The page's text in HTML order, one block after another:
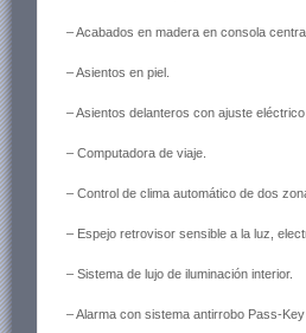
– Acabados en madera en consola
– Asientos en piel.
– Asientos delanteros con ajuste
– Computadora de viaje.
– Control de clima automático de dos
– Espejo retrovisor sensible a la luz,
– Sistema de lujo de iluminación interior.
– Alarma con sistema antirrobo Pass-Key